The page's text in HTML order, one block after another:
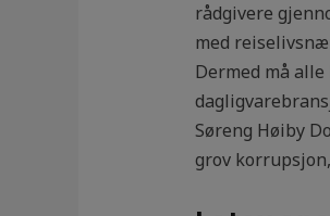
rådgivere
med
Dermed må
Søreng Høiby
grov